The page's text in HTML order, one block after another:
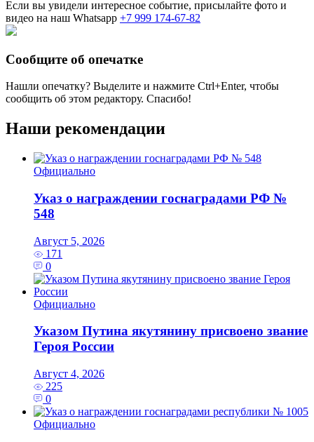
Если вы увидели интересное событие, присылайте фото и
видео на наш Whatsapp +7 999 174-67-82
Сообщите об опечатке
Нашли опечатку? Выделите и нажмите Ctrl+Enter, чтобы
сообщить об этом редактору. Спасибо!
Наши рекомендации
Официально
Указ о награждении госнаградами РФ №
548
Август 5, 2026
171
0
Официально
Указом Путина якутянину присвоено звание
Героя России
Август 4, 2026
225
0
Официально